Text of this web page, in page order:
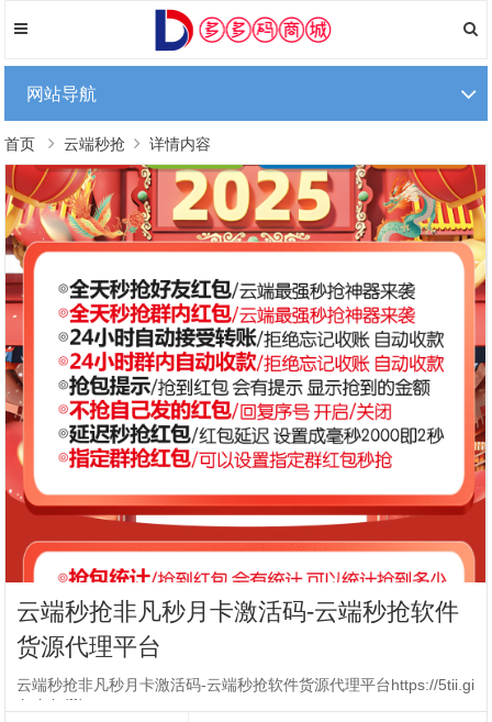
网站导航
首页 云端秒抢 详情内容
云端秒抢非凡秒月卡激活码-云端秒抢软件
货源代理平台
云端秒抢非凡秒月卡激活码-云端秒抢软件货源代理平台https://5tii.gi
thub.io/ff/